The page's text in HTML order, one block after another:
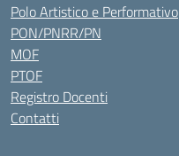
Polo Artistico e Performativo
PON/PNRR/PN
MOF
PTOF
Registro Docenti
Contatti